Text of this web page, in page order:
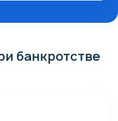
банков, которые в
банкротстве